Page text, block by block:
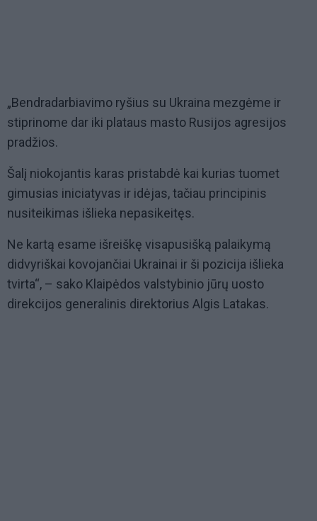
„Bendradarbiavimo ryšius su Ukraina mezgėme ir
stiprinome dar iki plataus masto Rusijos agresijos
pradžios.
Šalį niokojantis karas pristabdė kai kurias tuomet
gimusias iniciatyvas ir idėjas, tačiau principinis
nusiteikimas išlieka nepasikeitęs.
Ne kartą esame išreiškę visapusišką palaikymą
didvyriškai kovojančiai Ukrainai ir ši pozicija išlieka
tvirta“, – sako Klaipėdos valstybinio jūrų uosto
direkcijos generalinis direktorius Algis Latakas.